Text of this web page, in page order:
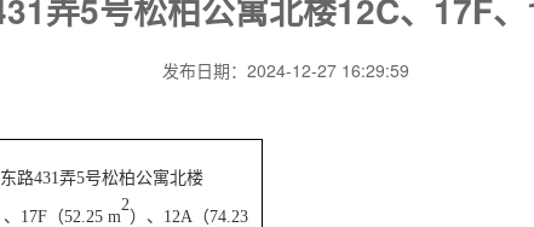
弄5号松柏公寓北楼12C、17F
发布日期：2024-12-27 16:29:59
路431弄5号松柏公寓北楼
17F（52.25 m
2
）、 12A（74.23